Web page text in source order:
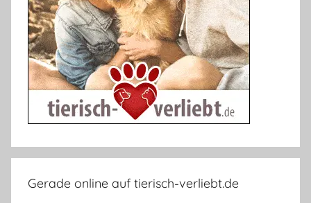
Gerade online auf tierisch-verliebt.de